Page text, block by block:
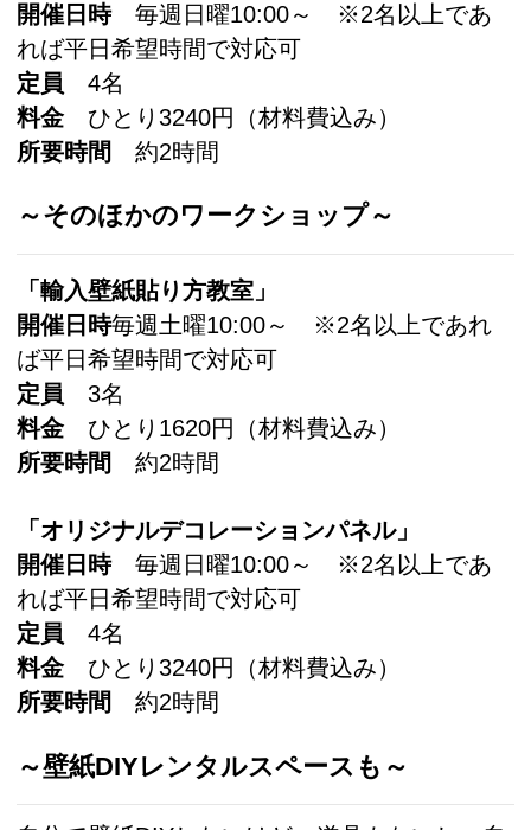
開催日時毎週日曜10:00～ ※2名以上であ
れば平日希望時間で対応可
定員 4名
料金ひとり3240円（材料費込み）
所要時間
約2時間
～そのほかのワークショップ～
「輸入壁紙貼り方教室」
開催日時毎週土曜10:00～ ※2名以上であれ
ば平日希望時間で対応可
定員 3名
料金ひとり1620円（材料費込み）
所要時間
約2時間
「オリジナルデコレーションパネル」
開催日時毎週日曜10:00～ ※2名以上であ
れば平日希望時間で対応可
定員 4名
料金ひとり3240円（材料費込み）
所要時間
約2時間
～壁紙DIYレンタルスペースも～